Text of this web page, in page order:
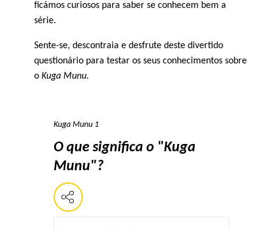
ficámos curiosos para saber se conhecem bem a
série.
Sente-se, descontraia e desfrute deste divertido
questionário para testar os seus conhecimentos sobre
o Kuga Munu.
Kuga Munu 1
O que significa o "Kuga
Munu"?